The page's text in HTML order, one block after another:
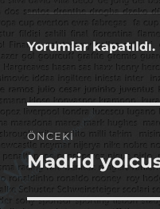
Yorumlar kapatıldı.
Yazı
gezinmesi
ÖNCEKI
Önceki
yazı:
Madrid